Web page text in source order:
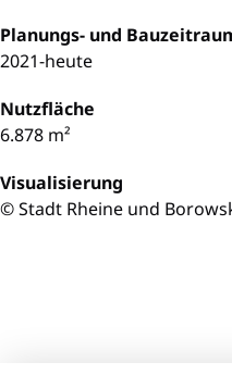
Planungs- und
2021-heute
Nutzfläche
6.878 m²
Visualisierung
© Stadt Rheine und